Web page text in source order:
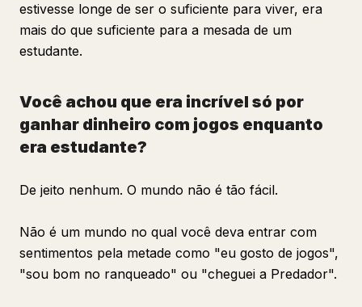
estivesse longe de ser o suficiente para viver, era
mais do que suficiente para a mesada de um
estudante.
Você achou que era incrível só por
ganhar dinheiro com jogos enquanto
era estudante?
De jeito nenhum. O mundo não é tão fácil.
Não é um mundo no qual você deva entrar com
sentimentos pela metade como "eu gosto de jogos",
"sou bom no ranqueado" ou "cheguei a Predador".